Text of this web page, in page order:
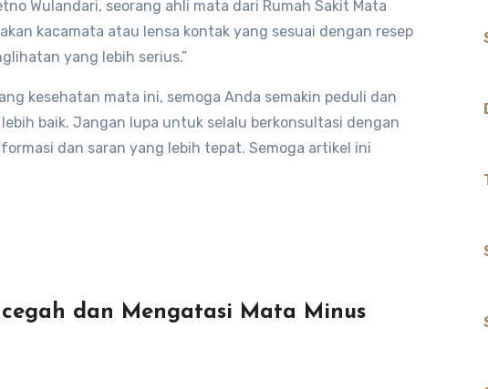
Wulandari, seorang ahli mata dari Rumah Sakit Mata
kacamata atau lensa kontak yang sesuai dengan resep
yang lebih serius.”
kesehatan mata ini, semoga Anda semakin peduli dan
baik. Jangan lupa untuk selalu berkonsultasi dengan
dan saran yang lebih tepat. Semoga artikel ini
dan Mengatasi Mata Minus